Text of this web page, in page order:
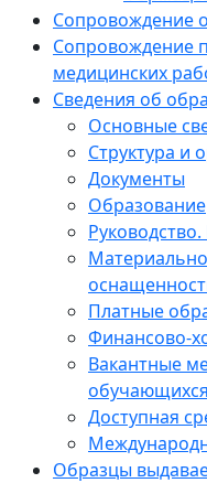
Сопровождение
Сопровождение
медицинских
Сведения об
Основные
Структура и
Документы
Образование
Платные
Финансово-
Вакантные
обучающихся
Доступная
Образцы